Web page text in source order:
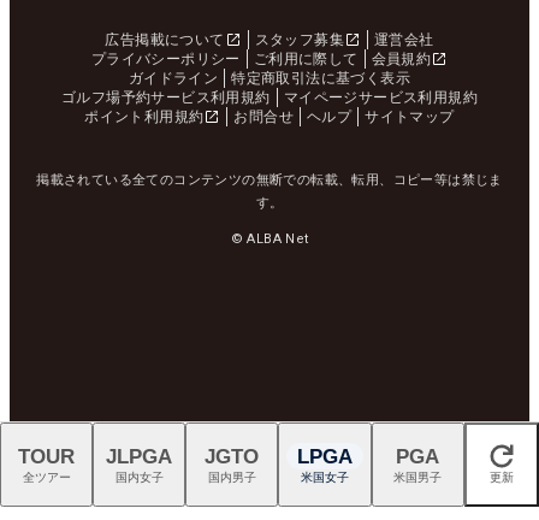
広告掲載について スタッフ募集
運営会社
プライバシーポリシー
ご利用に際して
会員規約
ガイドライン
特定商取引法に基づく表示
ゴルフ場予約サービス利用規約
マイページサービス利用規約
ポイント利用規約
お問合せ ヘルプ サイトマップ
掲載されている全てのコンテンツの無断での転載、転用、コピー等は禁じま
す。
© ALBA Net
閉じる
TOUR
全ツアー
JLPGA
国内女子
JGTO
国内男子
LPGA
米国女子
PGA
米国男子 更新